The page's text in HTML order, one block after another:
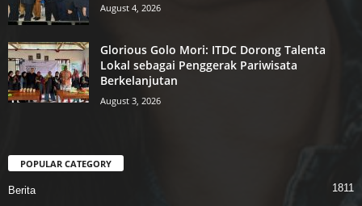
August 4, 2026
Glorious Golo Mori: ITDC Dorong Talenta
Lokal sebagai Penggerak Pariwisata
Berkelanjutan
August 3, 2026
POPULAR CATEGORY
Berita 1811